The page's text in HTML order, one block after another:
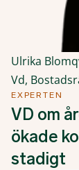
Ulrika
Vd,
EXPERTEN
VD om
ökade
stadigt